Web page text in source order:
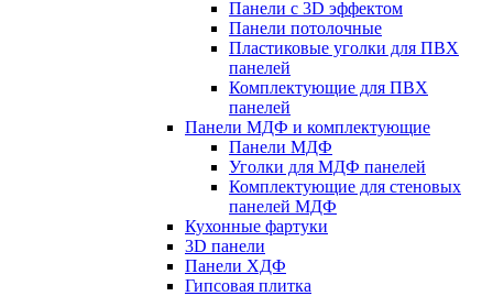
Панели с 3D эффектом
Панели потолочные
Пластиковые уголки для ПВХ
панелей
Комплектующие для ПВХ
панелей
Панели МДФ и комплектующие
Панели МДФ
Уголки для МДФ панелей
Комплектующие для стеновых
панелей МДФ
Кухонные фартуки
3D панели
Панели ХДФ
Гипсовая плитка